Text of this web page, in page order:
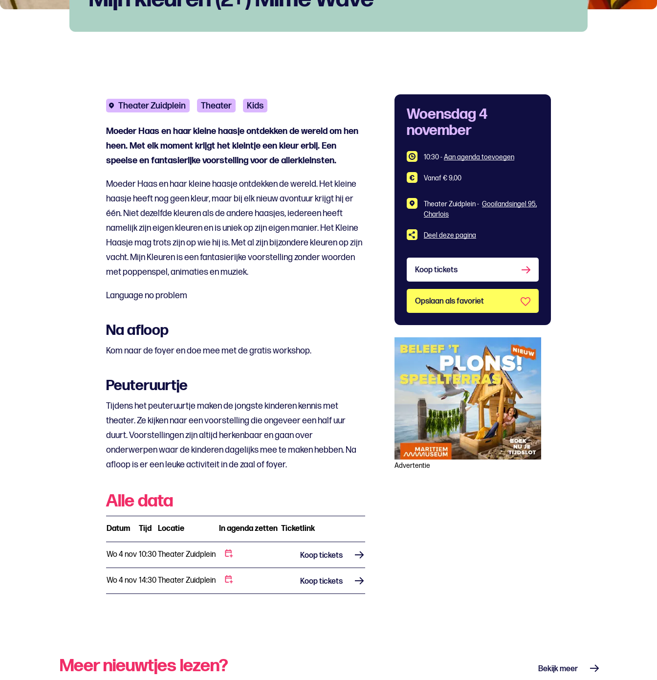
Theater Zuidplein Theater Kids
Moeder Haas en haar kleine haasje ontdekken de wereld om hen
heen. Met elk moment krijgt het kleintje een kleur erbij. Een
speelse en fantasierijke voorstelling voor de allerkleinsten.
Moeder Haas en haar kleine haasje ontdekken de wereld. Het kleine
haasje heeft nog geen kleur, maar bij elk nieuw avontuur krijgt hij er
één. Niet dezelfde kleuren als de andere haasjes, iedereen heeft
namelijk zijn eigen kleuren en is uniek op zijn eigen manier. Het Kleine
Haasje mag trots zijn op wie hij is. Met al zijn bijzondere kleuren op zijn
vacht. Mijn Kleuren is een fantasierijke voorstelling zonder woorden
met poppenspel, animaties en muziek.
Language no problem
Na afloop
Kom naar de foyer en doe mee met de gratis workshop.
Peuteruurtje
Tijdens het peuteruurtje maken de jongste kinderen kennis met
theater. Ze kijken naar een voorstelling die ongeveer een half uur
duurt. Voorstellingen zijn altijd herkenbaar en gaan over
onderwerpen waar de kinderen dagelijks mee te maken hebben. Na
afloop is er een leuke activiteit in de zaal of foyer.
Alle data
Datum Tijd Locatie In agenda zetten Ticketlink
Wo 4 nov 10:30Theater Zuidplein Koop tickets
Wo 4 nov 14:30Theater Zuidplein Koop tickets
Woensdag 4
november
10:30-Aan agenda toevoegen
Vanaf € 9,00
Theater Zuidplein - Gooilandsingel 95,
Charlois
Deel deze pagina
Koop tickets
Opslaan als favoriet
Advertentie
Meer nieuwtjes lezen? Bekijk meer